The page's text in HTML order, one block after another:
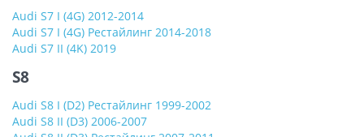
Audi S7 I (4G) 2012-2014
Audi S7 I (4G) Рестайлинг 2014-2018
Audi S7 II (4K) 2019
S8
Audi S8 I (D2) Рестайлинг 1999-2002
Audi S8 II (D3) 2006-2007